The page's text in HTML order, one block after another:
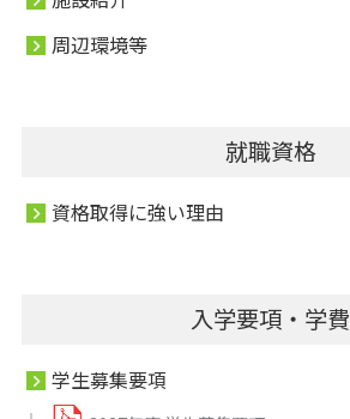
周辺環境等
就職資格
資格取得に強い理由
入学要項・学費
学生募集要項